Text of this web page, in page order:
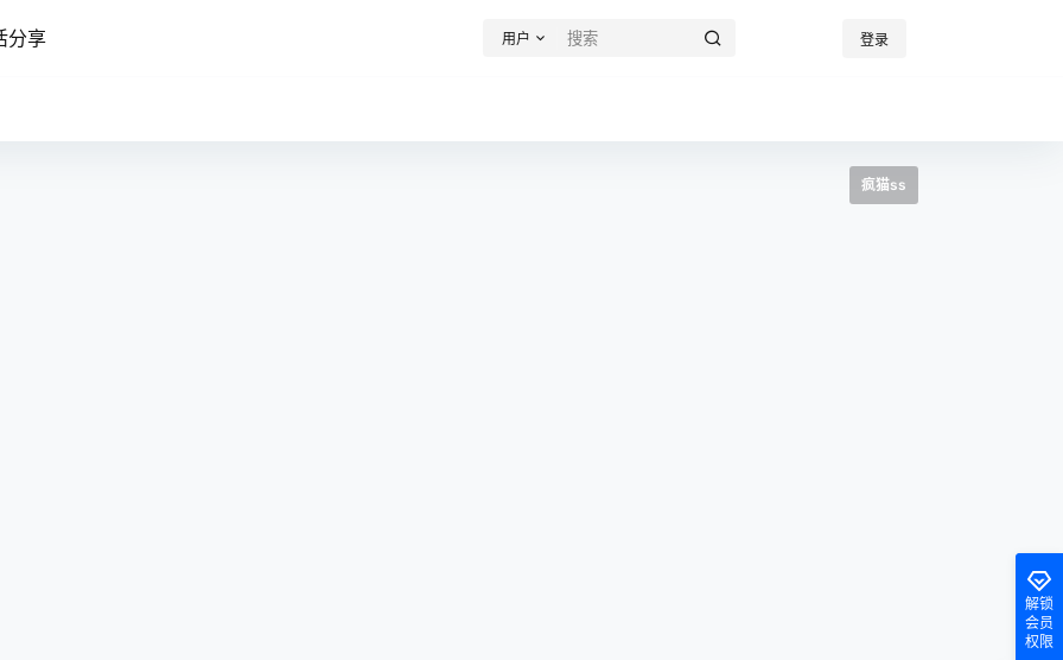
分享 用户 登录
疯猫ss
解锁
会员
权限